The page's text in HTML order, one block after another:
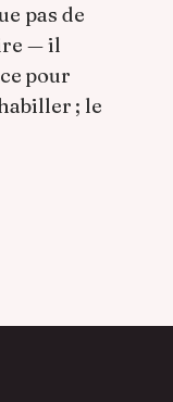
pas de
— il
pour
; le